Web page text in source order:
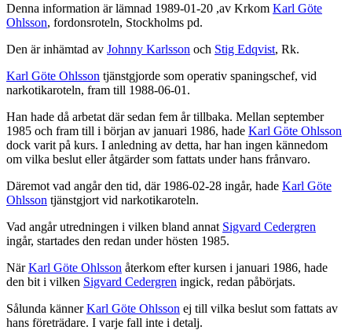
Denna information är lämnad 1989-01-20 ,av Krkom Karl Göte
Ohlsson, fordonsroteln, Stockholms pd.
Den är inhämtad av Johnny Karlsson och Stig Edqvist, Rk.
Karl Göte Ohlsson tjänstgjorde som operativ spaningschef, vid
narkotikaroteln, fram till 1988-06-01.
Han hade då arbetat där sedan fem år tillbaka. Mellan september
1985 och fram till i början av januari 1986, hade Karl Göte Ohlsson
dock varit på kurs. I anledning av detta, har han ingen kännedom
om vilka beslut eller åtgärder som fattats under hans frånvaro.
Däremot vad angår den tid, där 1986-02-28 ingår, hade Karl Göte
Ohlsson tjänstgjort vid narkotikaroteln.
Vad angår utredningen i vilken bland annat Sigvard Cedergren
ingår, startades den redan under hösten 1985.
NärKarl Göte Ohlsson återkom efter kursen i januari 1986, hade
den bit i vilken Sigvard Cedergren ingick, redan påbörjats.
Sålunda kännerKarl Göte Ohlsson ej till vilka beslut som fattats av
hans företrädare. I varje fall inte i detalj.